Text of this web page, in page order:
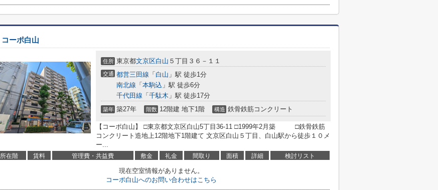
コーポ白山
住所 東京都文京区白山 ５丁目３６－１１
交通 都営三田線 「 白山 」駅 徒歩1分
南北線 「 本駒込 」駅 徒歩6分
千代田線 「 千駄木 」駅 徒歩17分
築年 築27年 階数 12階建 地下1階 構造 鉄骨鉄筋コンクリート
【コーポ白山】 □東京都文京区白山5丁目36-11 □1999年2月築 □鉄骨鉄筋
コンクリート造地上12階地下1階建て 文京区白山５丁目、白山駅から徒歩１０メ
ー...
所在階 賃料 管理費・共益費 敷金 礼金 間取り 面積 詳細 検討リスト
現在空室情報がありません。
コーポ白山へのお問い合わせはこちら